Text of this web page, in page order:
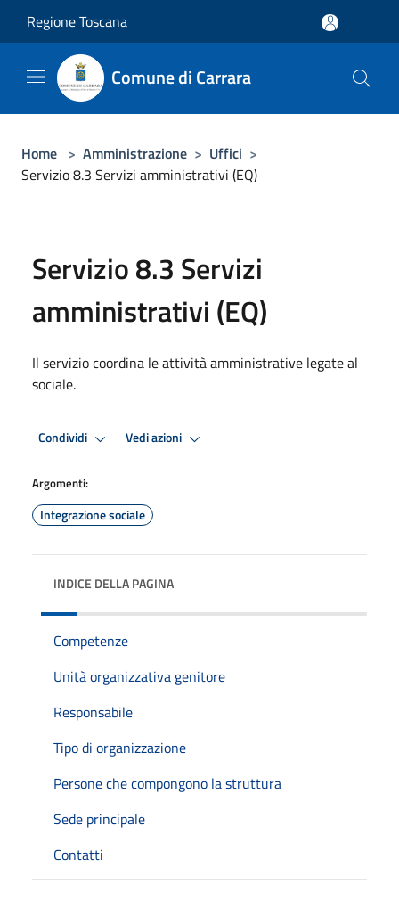
Regione Toscana
Comune di Carrara
Home > Amministrazione > Uffici >
Servizio 8.3 Servizi amministrativi (EQ)
Servizio 8.3 Servizi
amministrativi (EQ)
Il servizio coordina le attività amministrative legate al
sociale.
Condividi Vedi azioni
Argomenti:
Integrazione sociale
INDICE DELLA PAGINA
Competenze
Unità organizzativa genitore
Responsabile
Tipo di organizzazione
Persone che compongono la struttura
Sede principale
Contatti